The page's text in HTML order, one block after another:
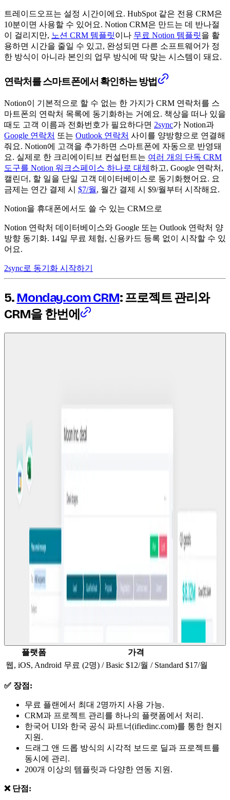
트레이드오프는 설정 시간이에요. HubSpot 같은 전용 CRM은
10분이면 사용할 수 있어요. Notion CRM은 만드는 데 반나절
이 걸리지만, 노션 CRM 템플릿이나 무료 Notion 템플릿을 활
용하면 시간을 줄일 수 있고, 완성되면 다른 소프트웨어가 정
한 방식이 아니라 본인의 업무 방식에 딱 맞는 시스템이 돼요.
연락처를 스마트폰에서 확인하는 방법
Notion이 기본적으로 할 수 없는 한 가지가 CRM 연락처를 스
마트폰의 연락처 목록에 동기화하는 거예요. 책상을 떠나 있을
때도 고객 이름과 전화번호가 필요하다면 2sync가 Notion과
Google 연락처 또는 Outlook 연락처 사이를 양방향으로 연결해
줘요. Notion에 고객을 추가하면 스마트폰에 자동으로 반영돼
요. 실제로 한 크리에이티브 컨설턴트는 여러 개의 단독 CRM
도구를 Notion 워크스페이스 하나로 대체 하고, Google 연락처,
캘린더, 할 일을 단일 고객 데이터베이스로 동기화했어요. 요
금제는 연간 결제 시 $7/월, 월간 결제 시 $9/월부터 시작해요.
Notion을 휴대폰에서도 쓸 수 있는 CRM으로
Notion 연락처 데이터베이스와 Google 또는 Outlook 연락처 양
방향 동기화. 14일 무료 체험, 신용카드 등록 없이 시작할 수 있
어요.
2sync로 동기화 시작하기
5. Monday.com CRM: 프로젝트 관리와
CRM을 한번에
플랫폼
가격
웹, iOS, Android 무료 (2명) / Basic $12/월 / Standard $17/월
✅ 장점:
무료 플랜에서 최대 2명까지 사용 가능.
CRM과 프로젝트 관리를 하나의 플랫폼에서 처리.
한국어 UI와 한국 공식 파트너(ifiedinc.com)를 통한 현지
지원.
드래그 앤 드롭 방식의 시각적 보드로 딜과 프로젝트를
동시에 관리.
200개 이상의 템플릿과 다양한 연동 지원.
❌ 단점: